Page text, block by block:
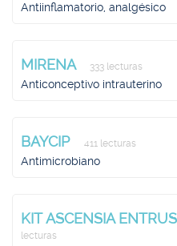
Antiinflamatorio, analgésico
MIRENA 333 lecturas
Anticonceptivo intrauterino
BAYCIP 411 lecturas
Antimicrobiano
KIT ASCENSIA
lecturas